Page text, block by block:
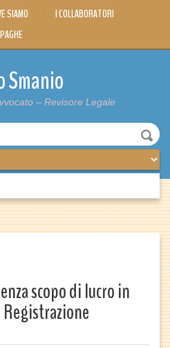
SIAMO
I COLLABORATORI
Smanio
– Revisore Legale
scopo di lucro in